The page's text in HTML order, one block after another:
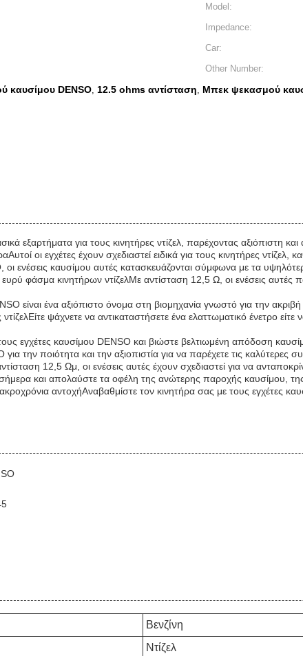
Model:
Impedance:
Car:
Other Number:
καυσίμου DENSO, 12.5 ohms αντίσταση, Μπεκ ψεκασμού
εξαρτήματα για τους κινητήρες ντίζελ, παρέχοντας αξιόπιστη
οι εγχέτες έχουν σχεδιαστεί ειδικά για τους κινητήρες ντίζελ,
ενέσεις καυσίμου αυτές κατασκευάζονται σύμφωνα με τα
φάσμα κινητήρων ντίζελΜε αντίσταση 12,5 Ω, οι ενέσεις
είναι ένα αξιόπιστο όνομα στη βιομηχανία γνωστό για την
ψάχνετε να αντικαταστήσετε ένα ελαττωματικό ένετρο είτε
εγχέτες καυσίμου DENSO και βιώστε βελτιωμένη απόδοση
για την ποιότητα και την αξιοπιστία για να παρέχετε τις
12,5 Ωμ, οι ενέσεις αυτές έχουν σχεδιαστεί για να
και απολαύστε τα οφέλη της ανώτερης παροχής καυσίμου,
αντοχήΑναβαθμίστε τον κινητήρα σας με τους εγχέτες
Βενζίνη
Ντίζελ